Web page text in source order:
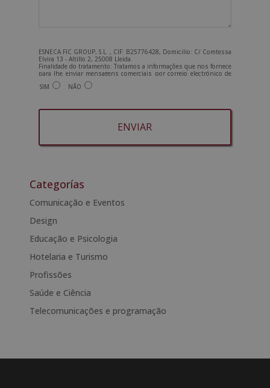
ESNECA FIC GROUP, S.L. , CIF: B25776428, Domicilio: C/ Comtessa
Elvira 13 - Altillo 2, 25008 Lleida.
Finalidade do tratamento: Tratamos a informações que nos fornece
para lhe enviar mensagens comerciais por correio electrónico de
tipo comercial relacionadas com os produtos oferecidos e outros
produtos que possam ser do seu interesse. Legitimação do
nos para o endereço admin@grupoesneca.com.
Deseja receber informação comercial (por telefone e/ou correio
SIM NÃO
t
r
n
a
i
v
e
Categorías
Comunicação e Eventos
Design
Educação e Psicologia
Hotelaria e Turismo
Profissões
Saúde e Ciência
Telecomunicações e programação